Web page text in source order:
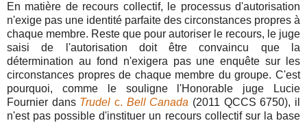
En matière de recours collectif, le processus d'autorisation
n'exige pas une identité parfaite des circonstances propres à
chaque membre. Reste que pour autoriser le recours, le juge
saisi de l'autorisation doit être convaincu que la
détermination au fond n'exigera pas une enquête sur les
circonstances propres de chaque membre du groupe. C'est
pourquoi, comme le souligne l'Honorable juge Lucie
Fournier dans Trudel c. Bell Canada (2011 QCCS 6750), il
n'est pas possible d'instituer un recours collectif sur la base